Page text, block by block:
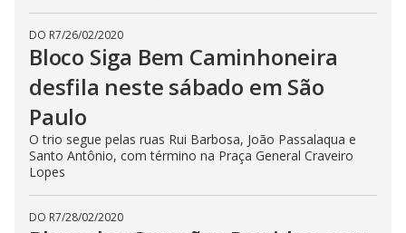
DO R7/26/02/2020
Bloco Siga Bem Caminhoneira
desfila neste sábado em São
Paulo
O trio segue pelas ruas Rui Barbosa, João Passalaqua e
Santo Antônio, com término na Praça General Craveiro
Lopes
DO R7/28/02/2020